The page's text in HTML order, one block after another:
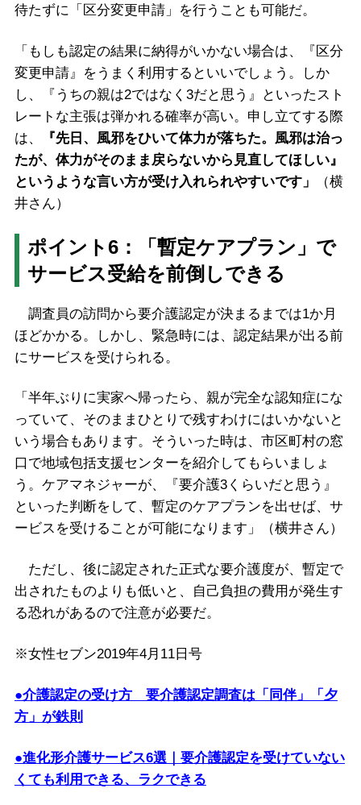
待たずに「区分変更申請」を行うことも可能だ。
「もしも認定の結果に納得がいかない場合は、『区分
変更申請』をうまく利用するといいでしょう。しか
し、『うちの親は2ではなく3だと思う』といったスト
レートな主張は弾かれる確率が高い。申し立てする際
は、
『先日、風邪をひいて体力が落ちた。風邪は治っ
たが、体力がそのまま戻らないから見直してほしい』
というような言い方が受け入れられやすいです」
（横
井さん）
ポイント6：「暫定ケアプラン」で
サービス受給を前倒しできる
調査員の訪問から要介護認定が決まるまでは1か月
ほどかかる。しかし、緊急時には、認定結果が出る前
にサービスを受けられる。
「半年ぶりに実家へ帰ったら、親が完全な認知症にな
っていて、そのままひとりで残すわけにはいかないと
いう場合もあります。そういった時は、市区町村の窓
口で地域包括支援センターを紹介してもらいましょ
う。ケアマネジャーが、『要介護3くらいだと思う』
といった判断をして、暫定のケアプランを出せば、サ
ービスを受けることが可能になります」（横井さん）
ただし、後に認定された正式な要介護度が、暫定で
出されたものよりも低いと、自己負担の費用が発生す
る恐れがあるので注意が必要だ。
※女性セブン2019年4月11日号
●介護認定の受け方 要介護認定調査は「同伴」「夕
方」が鉄則
●進化形介護サービス6選｜要介護認定を受けていない
くても利用できる、ラクできる